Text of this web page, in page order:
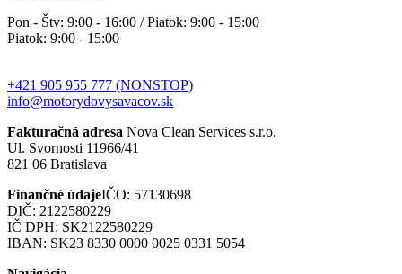
Pon - Štv: 9:00 - 16:00 / Piatok: 9:00 - 15:00
Piatok: 9:00 - 15:00
+421 905 955 777 (NONSTOP)
info@motorydovysavacov.sk
Fakturačná adresa Nova Clean Services s.r.o.
Ul. Svornosti 11966/41
821 06 Bratislava
Finančné údajeIČO: 57130698
DIČ: 2122580229
IČ DPH: SK2122580229
IBAN: SK23 8330 0000 0025 0331 5054